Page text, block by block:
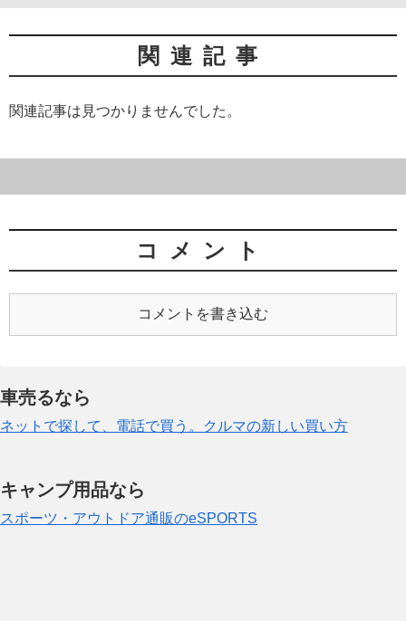
関連記事
関連記事は見つかりませんでした。
コメント
コメントを書き込む
車売るなら
ネットで探して、電話で買う。クルマの新しい買い方
キャンプ用品なら
スポーツ・アウトドア通販のeSPORTS